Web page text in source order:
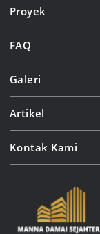
Proyek
FAQ
Galeri
Artikel
Kontak Kami